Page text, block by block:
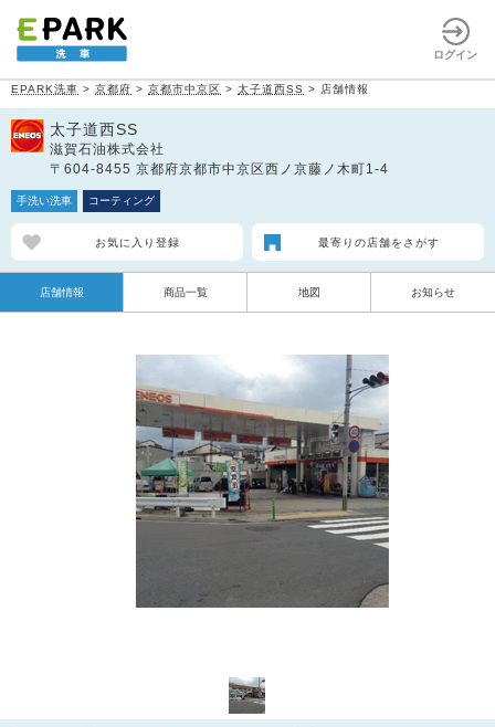
ログイン
EPARK洗車 > 京都府 > 京都市中京区 > 太子道西SS > 店舗情報
太子道西SS
滋賀石油株式会社
〒604-8455 京都府京都市中京区西ノ京藤ノ木町1-4
手洗い洗車 コーティング
お気に入り登録 最寄りの店舗をさがす
店舗情報 商品一覧 地図 お知らせ